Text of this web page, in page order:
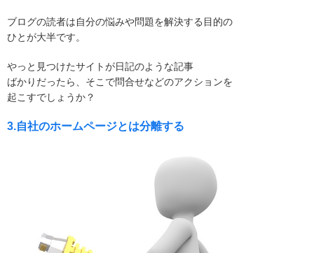
ブログの読者は自分の悩みや問題を解決する目的の
ひとが大半です。
やっと見つけたサイトが日記のような記事
ばかりだったら、そこで問合せなどのアクションを
起こすでしょうか？
3.自社のホームページとは分離する